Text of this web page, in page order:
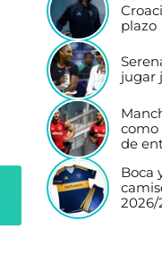
plazo
jugar
como
de
Boca
2026/